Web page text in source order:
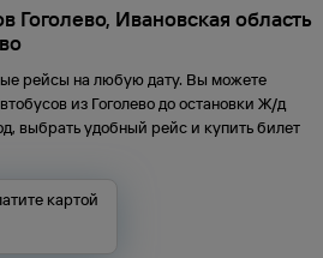
Гоголево, Ивановская область
рейсы на любую дату. Вы можете
из Гоголево доостановки Ж/д
выбрать удобный рейс и купить билет
картой